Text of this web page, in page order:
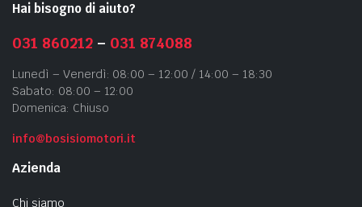
Hai bisogno di aiuto?
031 860212– 031 874088
Lunedì – Venerdì: 08:00 – 12:00 / 14:00 – 18:30
Sabato: 08:00 – 12:00
Domenica: Chiuso
info@bosisiomotori.it
Azienda
Chi siamo